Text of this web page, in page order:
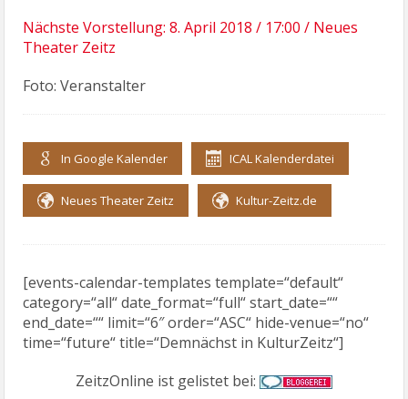
Nächste Vorstellung: 8. April 2018 / 17:00 / Neues
Theater Zeitz
Foto: Veranstalter
In Google Kalender ICAL Kalenderdatei
Neues Theater Zeitz Kultur-Zeitz.de
[events-calendar-templates template=“default“
category=“all“ date_format=“full“ start_date=““
end_date=““ limit=“6″ order=“ASC“ hide-venue=“no“
time=“future“ title=“Demnächst in KulturZeitz“]
ZeitzOnline ist gelistet bei: